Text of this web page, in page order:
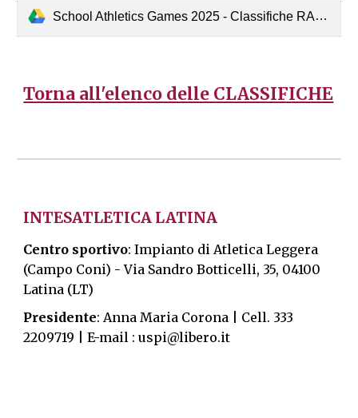
School Athletics Games 2025 - Classifiche RAGAZZI.pdf
Torna all'elenco delle CLASSIFICHE
INTESATLETICA LATINA
Centro sportivo: Impianto di Atletica Leggera
(Campo Coni) -Via Sandro Botticelli, 35, 04100
Latina (LT)
Presidente: Anna Maria Corona | Cell. 333
2209719 | E-mail : uspi@libero.it